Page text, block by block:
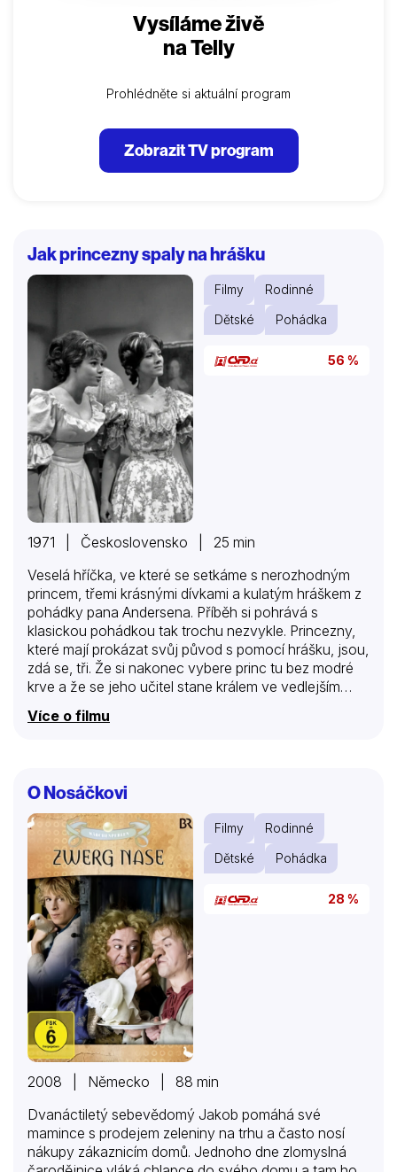
Vysíláme živě
na Telly
Prohlédněte si aktuální program
Zobrazit TV program
Jak princezny spaly na hrášku
Filmy
Rodinné
Dětské
Pohádka
56 %
1971 | Československo | 25 min
Veselá hříčka, ve které se setkáme s nerozhodným
princem, třemi krásnými dívkami a kulatým hráškem z
pohádky pana Andersena. Příběh si pohrává s
klasickou pohádkou tak trochu nezvykle. Princezny,
které mají prokázat svůj původ s pomocí hrášku, jsou,
zdá se, tři. Že si nakonec vybere princ tu bez modré
krve a že se jeho učitel stane králem ve vedlejším
království a jenom pravá princezna zůstane na ocet,
to už nikoho nepřekvapí.
Více o filmu
O Nosáčkovi
Filmy
Rodinné
Dětské
Pohádka
28 %
2008 | Německo | 88 min
Dvanáctiletý sebevědomý Jakob pomáhá své
mamince s prodejem zeleniny na trhu a často nosí
nákupy zákaznicím domů. Jednoho dne zlomyslná